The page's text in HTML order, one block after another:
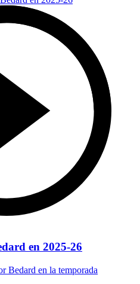
en 2025-26
Bedard en la temporada